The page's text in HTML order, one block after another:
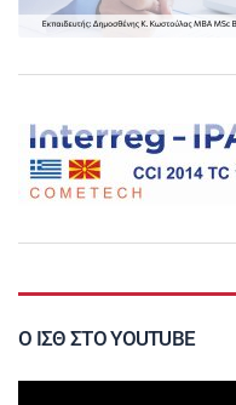
Ο ΙΣΘ ΣΤΟ YOUTUBE